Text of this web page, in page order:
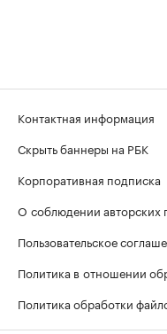
Контактная информация
Скрыть баннеры на РБК
Корпоративная подписка
О соблюдении авторских
Пользовательское
Политика в отношении
Политика обработки